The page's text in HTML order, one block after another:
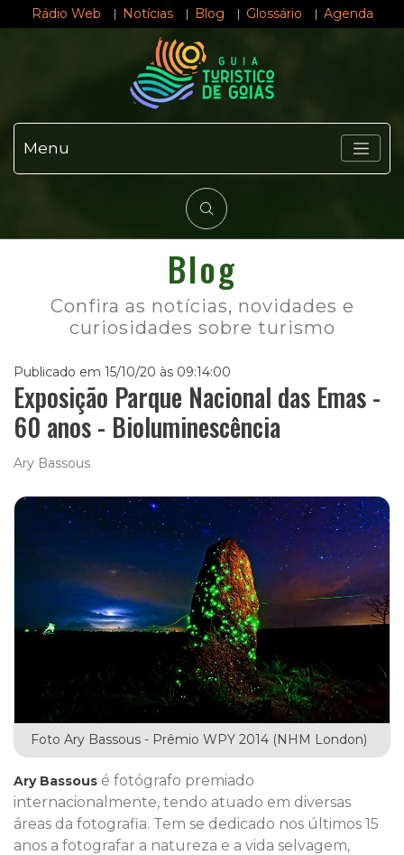
Rádio Web Notícias Blog Glossário Agenda
Menu
Blog
Confira as notícias, novidades e
curiosidades sobre turismo
Publicado em 15/10/20 às 09:14:00
Exposição Parque Nacional das Emas -
60 anos - Bioluminescência
Ary Bassous
Foto Ary Bassous - Prêmio WPY 2014 (NHM London)
Ary Bassous é fotógrafo premiado
internacionalmente, tendo atuado em diversas
áreas da fotografia. Tem se dedicado nos últimos 15
anos a fotografar a natureza e a vida selvagem,